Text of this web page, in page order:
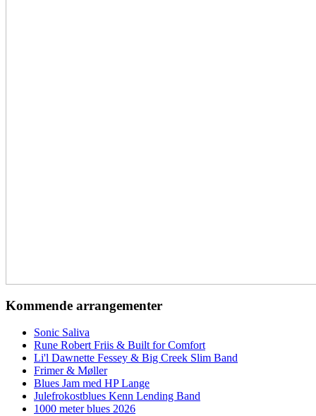
Kommende arrangementer
Sonic Saliva
Rune Robert Friis & Built for Comfort
Li'l Dawnette Fessey & Big Creek Slim Band
Frimer & Møller
Blues Jam med HP Lange
Julefrokostblues Kenn Lending Band
1000 meter blues 2026